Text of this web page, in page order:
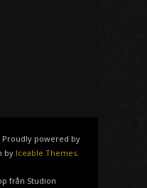
Proudly powered by
by Iceable Themes.
från Studion